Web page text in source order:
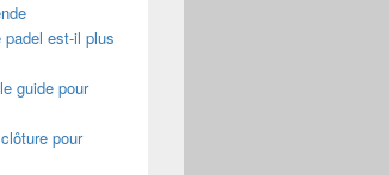
est-il plus
guide pour
pour